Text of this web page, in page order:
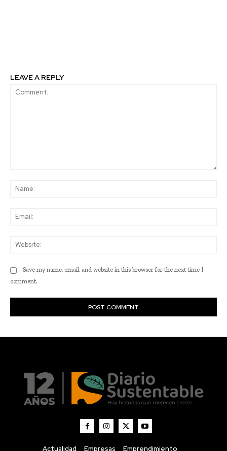
Actualidad Empresas Emprendimiento